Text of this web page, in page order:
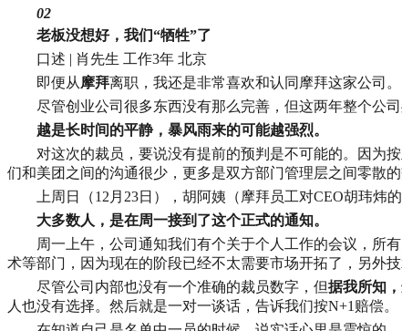
02
老板没想好，我们“牺牲”了
口述 | 肖先生 工作3年 北京
即便从摩拜离职，我还是非常喜欢和认同摩拜这家公司。
尽管创业公司很多东西没有那么完善，但这两年整个公
越是长时间的平静，暴风雨来的可能越强烈。
对这次的裁员，要说没有提前的预判是不可能的。因为
们和美团之间的沟通很少，更多是双方部门管理层之间零散
上周日（12月23日），胡阿姨（摩拜员工对CEO胡玮
大多数人，是在周一接到了这个正式的通知。
周一上午，公司通知我们有个关于个人工作的会议，所
术等部门，因为现在的阶段已经不太需要市场开拓了，另外
尽管公司内部也没有一个准确的裁员数字，但据我所知
人也没有选择。然后就是一对一谈话，告诉我们按N+1赔偿。